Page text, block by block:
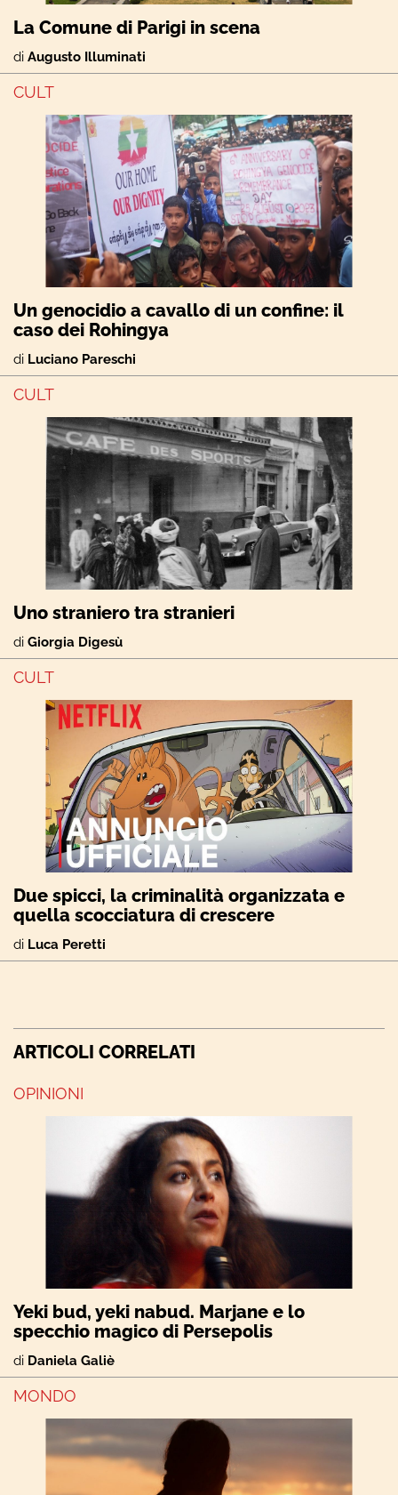
La Comune di Parigi in scena
di Augusto Illuminati
CULT
Un genocidio a cavallo di un confine: il
caso dei Rohingya
di Luciano Pareschi
CULT
Uno straniero tra stranieri
di Giorgia Digesù
CULT
Due spicci, la criminalità organizzata e
quella scocciatura di crescere
di Luca Peretti
ARTICOLI CORRELATI
OPINIONI
Yeki bud, yeki nabud. Marjane e lo
specchio magico di Persepolis
di Daniela Galiè
MONDO